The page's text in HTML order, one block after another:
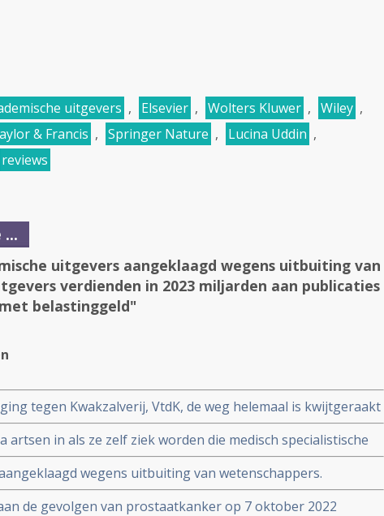
uitgevers , Elsevier , Wolters Kluwer , Wiley ,
& Francis , Springer Nature , Lucina Uddin ,
reviews
uitgevers aangeklaagd wegens uitbuiting van
verdienden in 2023 miljarden aan publicaties
belastinggeld"
tegen Kwakzalverij, VtdK, de weg helemaal is kwijtgeraakt
van artikelen en publicaties
artsen in als ze zelf ziek worden die medisch specialistische
artsen regelen zelfs met voorrang een behandeling voor
wegens uitbuiting van wetenschappers.
miljarden aan publicaties die uitgevoerd zijn met
de gevolgen van prostaatkanker op 7 oktober 2022